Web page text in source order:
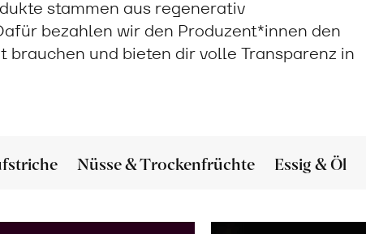
stammen aus regenerativ
bezahlen wir den Produzent*innen den
und bieten dir volle Transparenz in
Nüsse & Trockenfrüchte Essig & Öl